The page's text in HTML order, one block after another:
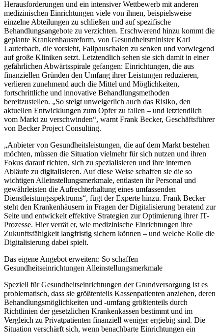
Herausforderungen und ein intensiver Wettbewerb mit anderen
medizinischen Einrichtungen viele von ihnen, beispielsweise
einzelne Abteilungen zu schließen und auf spezifische
Behandlungsangebote zu verzichten. Erschwerend hinzu kommt die
geplante Krankenhausreform, von Gesundheitsminister Karl
Lauterbach, die vorsieht, Fallpauschalen zu senken und vorwiegend
auf große Kliniken setzt. Letztendlich sehen sie sich damit in einer
gefährlichen Abwärtsspirale gefangen: Einrichtungen, die aus
finanziellen Gründen den Umfang ihrer Leistungen reduzieren,
verlieren zunehmend auch die Mittel und Möglichkeiten,
fortschrittliche und innovative Behandlungsmethoden
bereitzustellen. „So steigt unweigerlich auch das Risiko, den
aktuellen Entwicklungen zum Opfer zu fallen – und letztendlich
vom Markt zu verschwinden“, warnt Frank Becker, Geschäftsführer
von Becker Project Consulting.
„Anbieter von Gesundheitsleistungen, die auf dem Markt bestehen
möchten, müssen die Situation vielmehr für sich nutzen und ihren
Fokus darauf richten, sich zu spezialisieren und ihre internen
Abläufe zu digitalisieren. Auf diese Weise schaffen sie die so
wichtigen Alleinstellungsmerkmale, entlasten ihr Personal und
gewährleisten die Aufrechterhaltung eines umfassenden
Dienstleistungsspektrums“, fügt der Experte hinzu. Frank Becker
steht den Krankenhäusern in Fragen der Digitalisierung beratend zur
Seite und entwickelt effektive Strategien zur Optimierung ihrer IT-
Prozesse. Hier verrät er, wie medizinische Einrichtungen ihre
Zukunftsfähigkeit langfristig sichern können – und welche Rolle die
Digitalisierung dabei spielt.
Das eigene Angebot erweitern: So schaffen
Gesundheitseinrichtungen Alleinstellungsmerkmale
Speziell für Gesundheitseinrichtungen der Grundversorgung ist es
problematisch, dass sie größtenteils Kassenpatienten anziehen, deren
Behandlungsmöglichkeiten und -umfang größtenteils durch
Richtlinien der gesetzlichen Krankenkassen bestimmt und im
Vergleich zu Privatpatienten finanziell weniger ergiebig sind. Die
Situation verschärft sich, wenn benachbarte Einrichtungen ein